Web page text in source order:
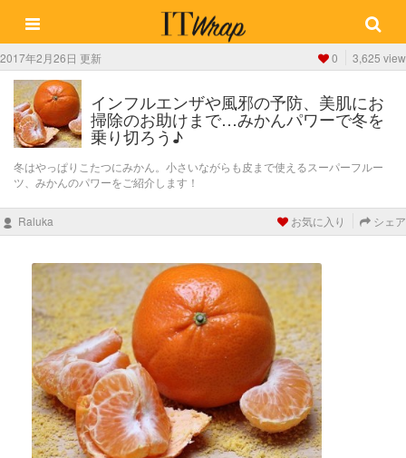
2017年2月26日 更新 0 3,625 view
インフルエンザや風邪の予防、美肌にお
掃除のお助けまで…みかんパワーで冬を
乗り切ろう♪
冬はやっぱりこたつにみかん。小さいながらも皮まで使えるスーパーフルー
ツ、みかんのパワーをご紹介します！
Raluka お気に入り シェア